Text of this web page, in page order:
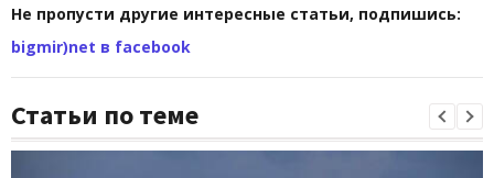
Не пропусти другие интересные статьи, подпишись:
bigmir)net в facebook
Статьи по теме